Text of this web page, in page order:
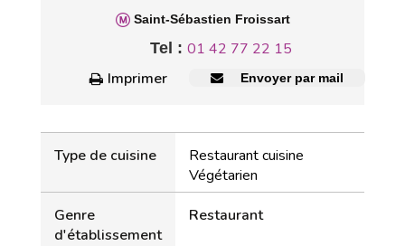
Saint-Sébastien Froissart
Tel : 01 42 77 22 15
Imprimer
Envoyer par mail
Type de cuisine
Restaurant cuisine
Végétarien
Genre
d'établissement
Restaurant